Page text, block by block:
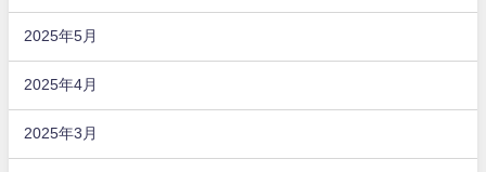
2025年5月
2025年4月
2025年3月